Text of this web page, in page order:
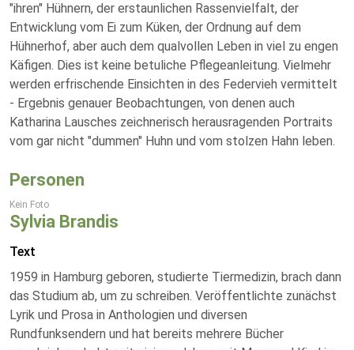
"ihren" Hühnern, der erstaunlichen Rassenvielfalt, der
Entwicklung vom Ei zum Küken, der Ordnung auf dem
Hühnerhof, aber auch dem qualvollen Leben in viel zu engen
Käfigen. Dies ist keine betuliche Pflegeanleitung. Vielmehr
werden erfrischende Einsichten in des Federvieh vermittelt
- Ergebnis genauer Beobachtungen, von denen auch
Katharina Lausches zeichnerisch herausragenden Portraits
vom gar nicht "dummen" Huhn und vom stolzen Hahn leben.
Personen
Kein Foto
Sylvia Brandis
Text
1959 in Hamburg geboren, studierte Tiermedizin, brach dann
das Studium ab, um zu schreiben. Veröffentlichte zunächst
Lyrik und Prosa in Anthologien und diversen
Rundfunksendern und hat bereits mehrere Bücher